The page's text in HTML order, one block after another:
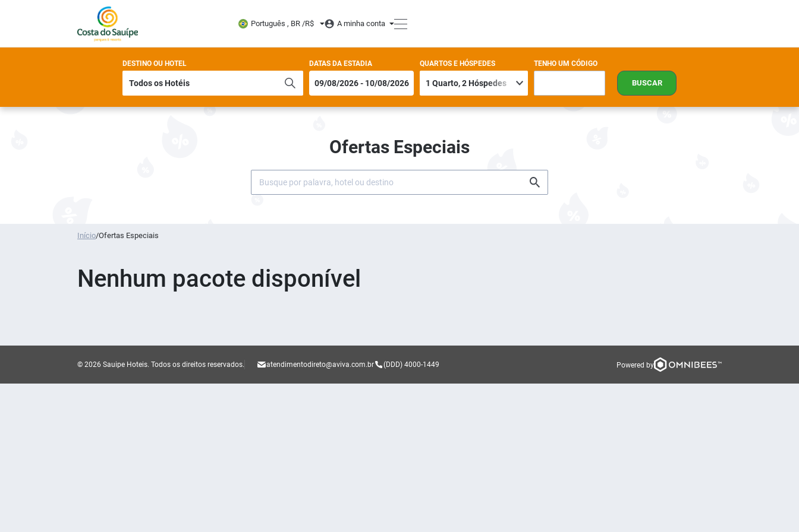
Português , BR /R$ A minha conta
DESTINO OU HOTEL DATAS DA ESTADIA QUARTOS E HÓSPEDES TENHO UM CÓDIGO
BUSCAR
Ofertas Especiais
Início/Ofertas Especiais
Nenhum pacote disponível
atendimentodireto@aviva.com.br (DDD) 4000-1449
© 2026 Sauipe Hoteis. Todos os direitos reservados. Powered by